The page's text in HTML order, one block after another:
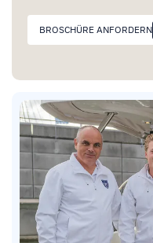
BROSCHÜRE ANFORDERN